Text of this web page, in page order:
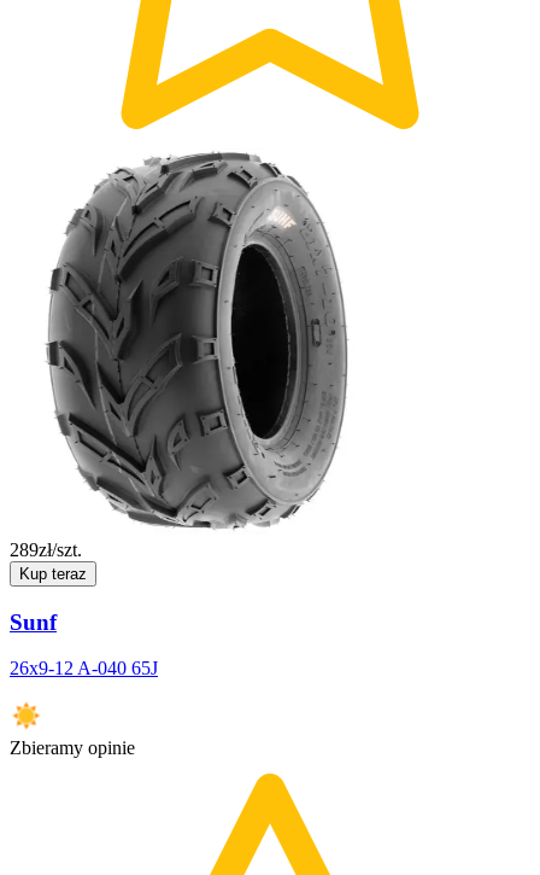
289zł/szt.
Kup teraz
Sunf
26x9-12 A-040 65J
Zbieramy opinie